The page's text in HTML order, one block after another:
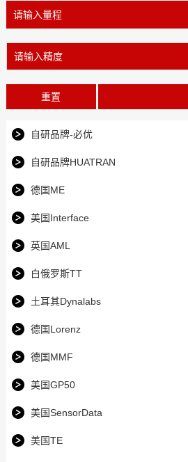
重置
自研品牌-必优
自研品牌HUATRAN
德国ME
美国Interface
英国AML
白俄罗斯TT
土耳其Dynalabs
德国Lorenz
德国MMF
美国GP50
美国SensorData
美国TE